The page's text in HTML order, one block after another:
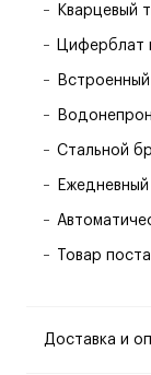
Кварцевый
Циферблат
Стальной
Товар
Доставка и